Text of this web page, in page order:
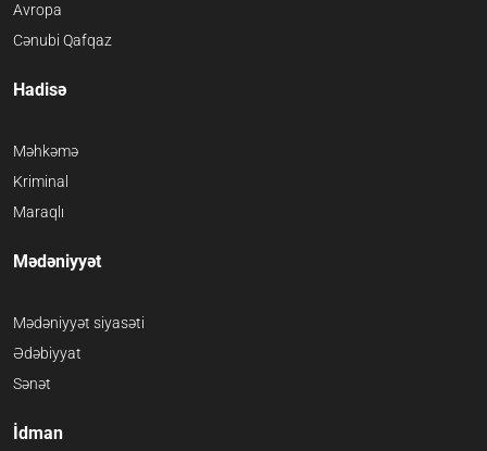
Avropa
Cənubi Qafqaz
Hadisə
Məhkəmə
Kriminal
Maraqlı
Mədəniyyət
Mədəniyyət siyasəti
Ədəbiyyat
Sənət
İdman